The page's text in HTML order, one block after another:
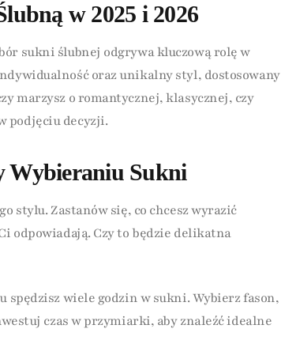
w 2025 i 2026
sukni ślubnej odgrywa kluczową rolę w
oraz unikalny styl, dostosowany
marzysz o romantycznej, klasycznej, czy
podjęciu decyzji.
Wybieraniu Sukni
stylu. Zastanów się, co chcesz wyrazić
odpowiadają. Czy to będzie delikatna
spędzisz wiele godzin w sukni. Wybierz fason,
czas w przymiarki, aby znaleźć idealne